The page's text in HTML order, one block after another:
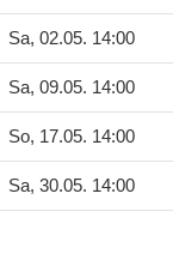
Sa, 02.05. 14:00
Sa, 09.05. 14:00
So, 17.05. 14:00
Sa, 30.05. 14:00